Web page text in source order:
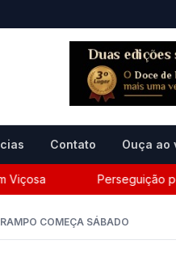
Contato Ouça ao
Perseguição
COMEÇA SÁBADO